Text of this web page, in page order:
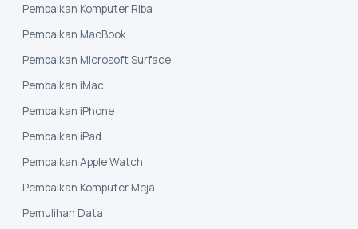
Pembaikan Komputer Riba
Pembaikan MacBook
Pembaikan Microsoft Surface
Pembaikan iMac
Pembaikan iPhone
Pembaikan iPad
Pembaikan Apple Watch
Pembaikan Komputer Meja
Pemulihan Data